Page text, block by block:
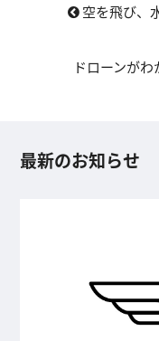
空を飛び、
ドローンが
最新のお知らせ